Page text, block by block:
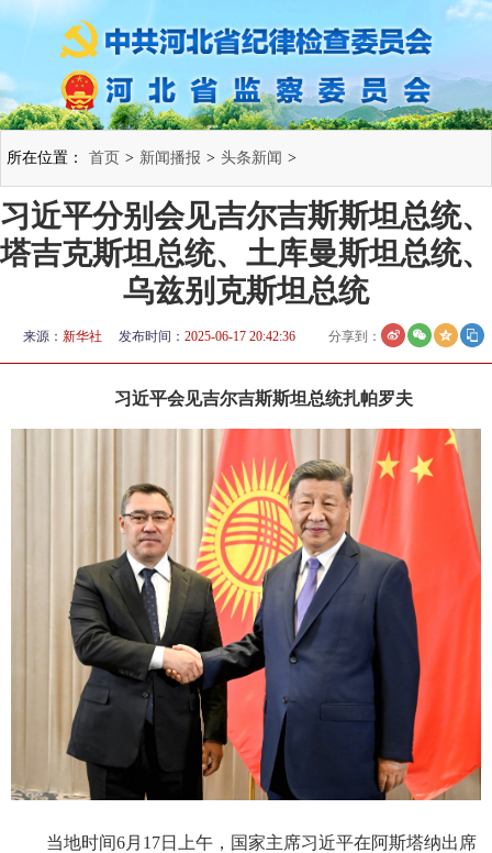
所在位置： 首页 > 新闻播报 > 头条新闻 >
习近平分别会见吉尔吉斯斯坦总统、
塔吉克斯坦总统、土库曼斯坦总统、
乌兹别克斯坦总统
来源： 新华社 发布时间： 2025-06-17 20:42:36 分享到：
习近平会见吉尔吉斯斯坦总统扎帕罗夫
当地时间6月17日上午，国家主席习近平在阿斯塔纳出席